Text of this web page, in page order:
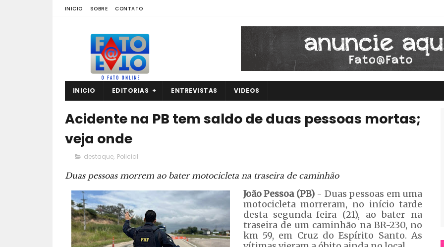
INICIO SOBRE CONTATO
INICIO EDITORIAS ENTREVISTAS VIDEOS
Acidente na PB tem saldo de duas pessoas mortas;
veja onde
destaque, Policial
Duas pessoas morrem ao bater motocicleta na traseira de caminhão
João Pessoa (PB)- Duas pessoas em uma
motocicleta morreram, no início tarde
desta segunda-feira (21), ao bater na
traseira de um caminhão na BR-230, no
km 59, em Cruz do Espírito Santo. As